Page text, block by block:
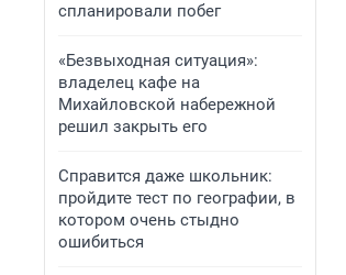
спланировали побег
«Безвыходная ситуация»:
владелец кафе на
Михайловской набережной
решил закрыть его
Справится даже школьник:
пройдите тест по географии, в
котором очень стыдно
ошибиться